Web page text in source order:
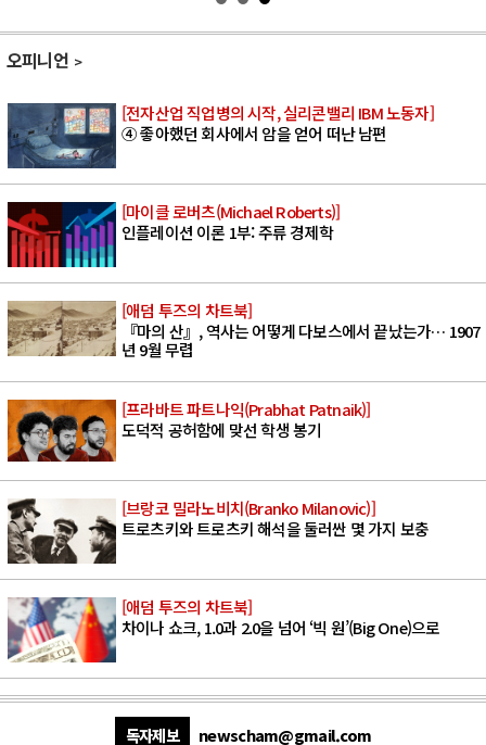
오피니언
[전자산업 직업병의 시작, 실리콘밸리 IBM 노동자]
④ 좋아했던 회사에서 암을 얻어 떠난 남편
[마이클 로버츠(Michael Roberts)]
인플레이션 이론 1부: 주류 경제학
[애덤 투즈의 차트북]
『마의 산』, 역사는 어떻게 다보스에서 끝났는가… 1907
년 9월 무렵
[프라바트 파트나익(Prabhat Patnaik)]
도덕적 공허함에 맞선 학생 봉기
[브랑코 밀라노비치(Branko Milanovic)]
트로츠키와 트로츠키 해석을 둘러싼 몇 가지 보충
[애덤 투즈의 차트북]
차이나 쇼크, 1.0과 2.0을 넘어 ‘빅 원’(Big One)으로
독자제보 newscham@gmail.com